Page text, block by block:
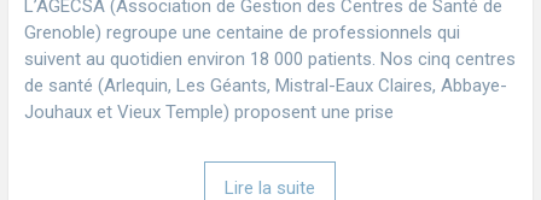
L’AGECSA (Association de Gestion des Centres de Santé de
Grenoble) regroupe une centaine de professionnels qui
suivent au quotidien environ 18 000 patients. Nos cinq centres
de santé (Arlequin, Les Géants, Mistral-Eaux Claires, Abbaye-
Jouhaux et Vieux Temple) proposent une prise
Lire la suite